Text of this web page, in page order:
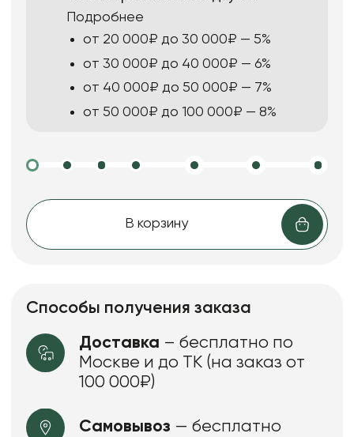
Подробнее
от 20 000₽ до 30 000₽ — 5%
от 30 000₽ до 40 000₽ — 6%
от 40 000₽ до 50 000₽ — 7%
от 50 000₽ до 100 000₽ — 8%
В корзину
Способы получения заказа
Доставка – бесплатно по
Москве и до ТК (на заказ от
100 000₽)
Самовывоз — бесплатно